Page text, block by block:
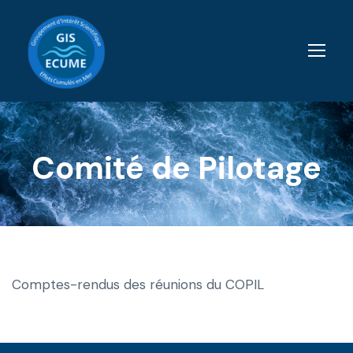
Comité de Pilotage
Comptes-rendus des réunions du COPIL